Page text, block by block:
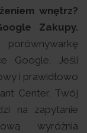
wnętrz?
Zakupy.
Google. Jeśli
i prawidłowo
Center, Twój
na zapytanie
wyróżnia